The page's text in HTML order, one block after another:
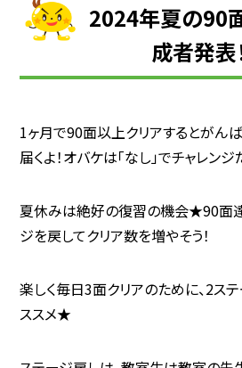
2024年夏の90
成者発表
1ヶ月で90面以上クリアするとがん
届くよ！オバケは「なし」でチャレンジ
夏休みは絶好の復習の機会★90面
ジを戻してクリア数を増やそう！
楽しく毎日3面クリアのために、2ス
ススメ★